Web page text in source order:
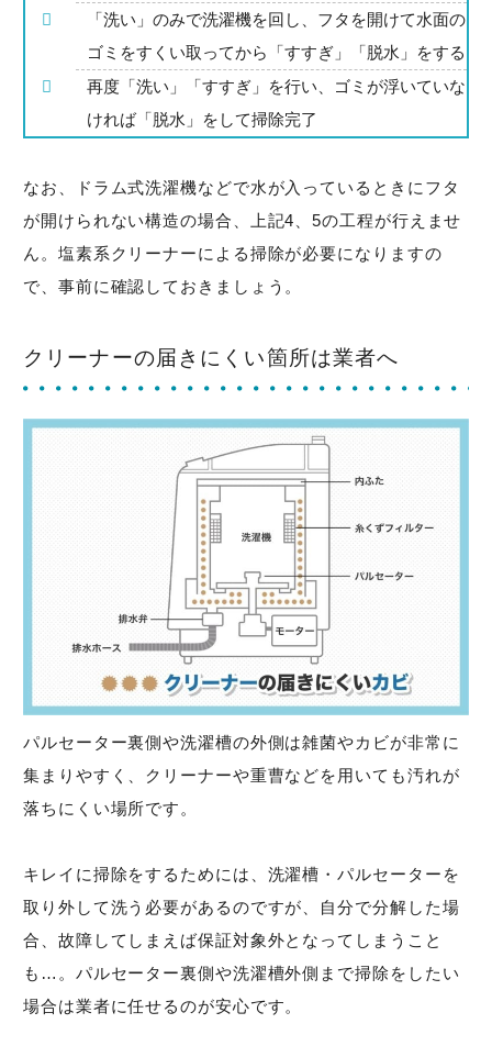
「洗い」のみで洗濯機を回し、フタを開けて水面の
ゴミをすくい取ってから「すすぎ」「脱水」をする
再度「洗い」「すすぎ」を行い、ゴミが浮いていな
ければ「脱水」をして掃除完了
なお、ドラム式洗濯機などで水が入っているときにフタ
が開けられない構造の場合、上記4、5の工程が行えませ
ん。塩素系クリーナーによる掃除が必要になりますの
で、事前に確認しておきましょう。
クリーナーの届きにくい箇所は業者へ
パルセーター裏側や洗濯槽の外側は雑菌やカビが非常に
集まりやすく、クリーナーや重曹などを用いても汚れが
落ちにくい場所です。
キレイに掃除をするためには、洗濯槽・パルセーターを
取り外して洗う必要があるのですが、自分で分解した場
合、故障してしまえば保証対象外となってしまうこと
も…。パルセーター裏側や洗濯槽外側まで掃除をしたい
場合は業者に任せるのが安心です。